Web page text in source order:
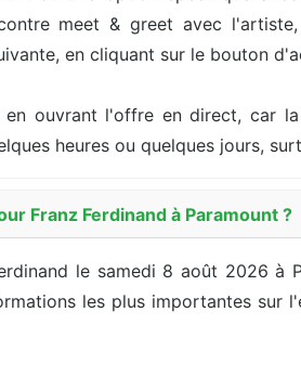
meet & greet avec
en cliquant sur le bouton
ouvrant l'offre en direct, car
heures ou quelques jours,
Franz Ferdinand à Paramount ?
le samedi 8 août 2026 à
les plus importantes